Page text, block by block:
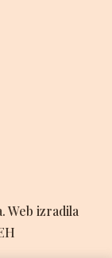
Web izradila